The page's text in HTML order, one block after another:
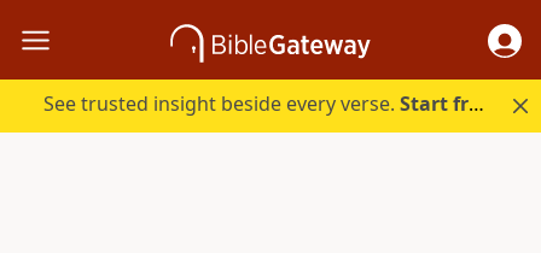
See trusted insight beside every verse.Start free.